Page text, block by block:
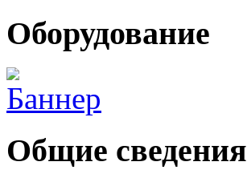
Оборудование
Общие сведения